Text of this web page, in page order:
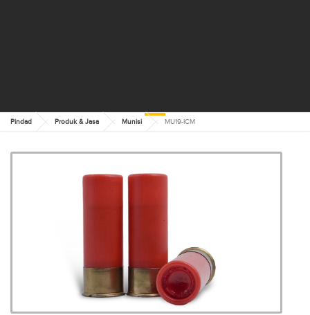
MU19-ICM
Pindad Produk & Jasa Munisi MU19-ICM